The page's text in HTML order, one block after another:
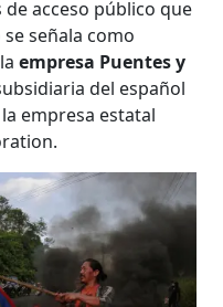
acceso público que
señala como
laempresa Puentes y
del español
empresa estatal